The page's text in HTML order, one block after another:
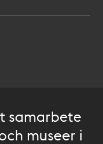
samarbete
museer i